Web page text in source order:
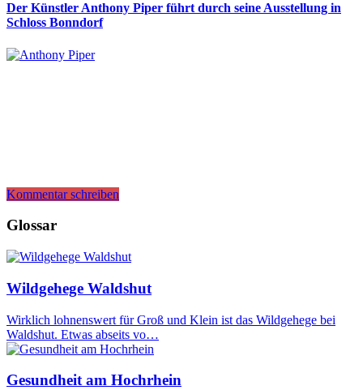
Der Künstler Anthony Piper führt durch seine Ausstellung in
Schloss Bonndorf
Kommentar schreiben
Glossar
Wildgehege Waldshut
Wirklich lohnenswert für Groß und Klein ist das Wildgehege bei
Waldshut. Etwas abseits vo…
Gesundheit am Hochrhein